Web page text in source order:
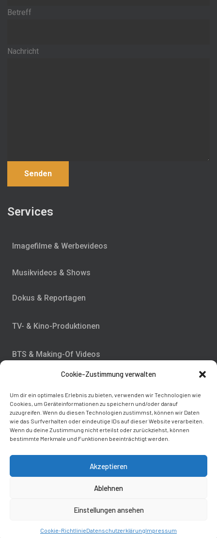
Cookie-Zustimmung verwalten
Um dir ein optimales Erlebnis zu bieten, verwenden wir Technologien wie
Cookies, um Geräteinformationen zu speichern und/oder darauf
zuzugreifen. Wenn du diesen Technologien zustimmst, können wir Daten
wie das Surfverhalten oder eindeutige IDs auf dieser Website verarbeiten.
Wenn du deine Zustimmung nicht erteilst oder zurückziehst, können
bestimmte Merkmale und Funktionen beeinträchtigt werden.
Akzeptieren
Ablehnen
Einstellungen ansehen
Cookie-RichtlinieDatenschutzerklärungImpressum
Betreff
Nachricht
Services
Imagefilme & Werbevideos
Musikvideos & Shows
Dokus & Reportagen
TV- & Kino-Produktionen
BTS & Making-Of Videos
Highspeed-Aufnahmen bis 1000 fps
© 2026 Philip Fricker Film & Medienproduktion –
Kreativbüro für Regie, Konzeption, Film und Video.
IHK zertifizierter Ausbildungsbetrieb für Mediengestalter